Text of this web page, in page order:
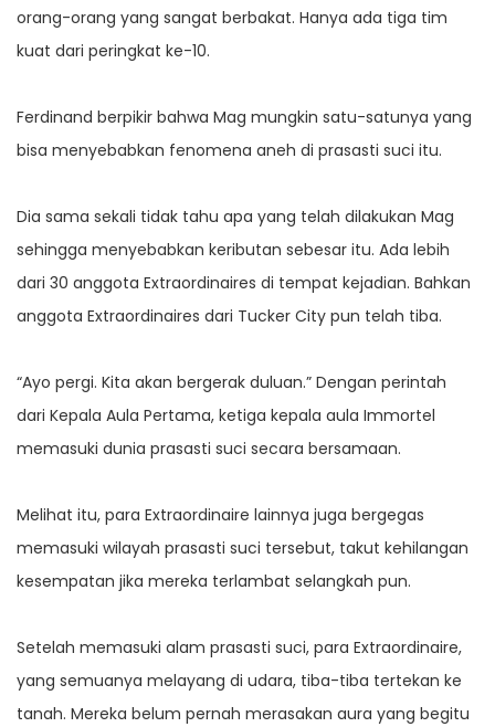
orang-orang yang sangat berbakat. Hanya ada tiga tim
kuat dari peringkat ke-10.
Ferdinand berpikir bahwa Mag mungkin satu-satunya yang
bisa menyebabkan fenomena aneh di prasasti suci itu.
Dia sama sekali tidak tahu apa yang telah dilakukan Mag
sehingga menyebabkan keributan sebesar itu. Ada lebih
dari 30 anggota Extraordinaires di tempat kejadian. Bahkan
anggota Extraordinaires dari Tucker City pun telah tiba.
“Ayo pergi. Kita akan bergerak duluan.” Dengan perintah
dari Kepala Aula Pertama, ketiga kepala aula Immortel
memasuki dunia prasasti suci secara bersamaan.
Melihat itu, para Extraordinaire lainnya juga bergegas
memasuki wilayah prasasti suci tersebut, takut kehilangan
kesempatan jika mereka terlambat selangkah pun.
Setelah memasuki alam prasasti suci, para Extraordinaire,
yang semuanya melayang di udara, tiba-tiba tertekan ke
tanah. Mereka belum pernah merasakan aura yang begitu